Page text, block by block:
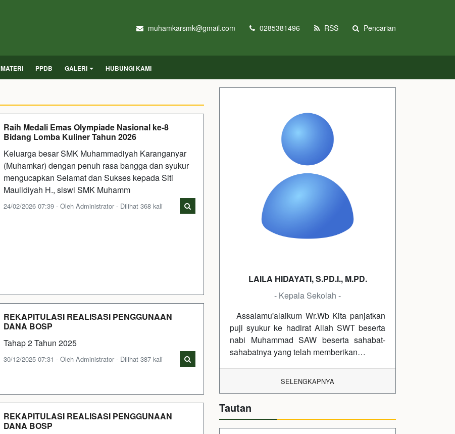
muhamkarsmk@gmail.com 0285381496 RSS Pencarian
MATERI PPDB GALERI HUBUNGI KAMI
Raih Medali Emas Olympiade Nasional ke-8
Bidang Lomba Kuliner Tahun 2026
Keluarga besar SMK Muhammadiyah Karanganyar
(Muhamkar) dengan penuh rasa bangga dan syukur
mengucapkan Selamat dan Sukses kepada Siti
Maulidiyah H., siswi SMK Muhamm
24/02/2026 07:39 - Oleh Administrator - Dilihat 368 kali
REKAPITULASI REALISASI PENGGUNAAN
DANA BOSP
Tahap 2 Tahun 2025
30/12/2025 07:31 - Oleh Administrator - Dilihat 387 kali
REKAPITULASI REALISASI PENGGUNAAN
DANA BOSP
LAILA HIDAYATI, S.PD.I., M.PD.
- Kepala Sekolah -
Assalamu'alaikum Wr.Wb Kita panjatkan
puji syukur ke hadirat Allah SWT beserta
nabi Muhammad SAW beserta sahabat-
sahabatnya yang telah memberikan…
SELENGKAPNYA
Tautan